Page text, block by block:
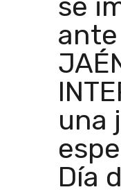
se
ante
una
Día